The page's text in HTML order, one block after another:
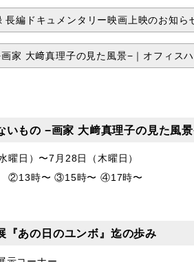
長編ドキュメンタリー映画上映のお知ら
家 大﨑真理子の見た風景−｜オフィス
いもの −画家 大﨑真理子の見た風
曜日）〜7月28日（木曜日）
②13時〜 ③15時〜 ④17時〜
『あの日のユンボ』迄の歩み